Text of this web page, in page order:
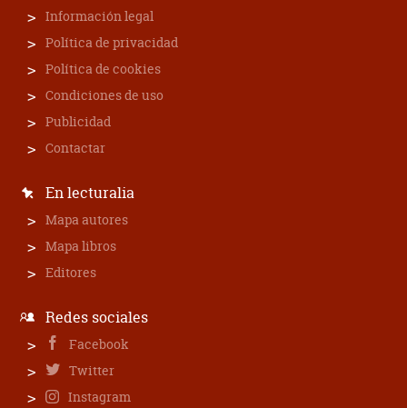
Información legal
Política de privacidad
Política de cookies
Condiciones de uso
Publicidad
Contactar
En lecturalia
Mapa autores
Mapa libros
Editores
Redes sociales
Facebook
Twitter
Instagram